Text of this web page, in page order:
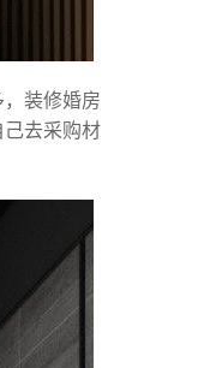
装修婚房
去采购材